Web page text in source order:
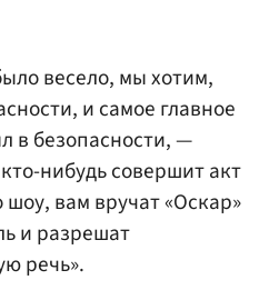
весело, мы хотим,
и самое главное
в безопасности, —
нибудь совершит акт
вам вручат «Оскар»
и разрешат
речь».